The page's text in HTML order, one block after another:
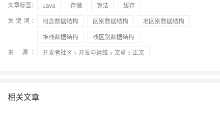
文章标签： Java 存储 算法
缓存
关键词：
概念数据结构 区别数据结构
堆区别数据结构
堆栈数据结构
栈区别数据结构
来 源：
开发者社区 > 开发与运维 > 文章 > 正文
相关文章